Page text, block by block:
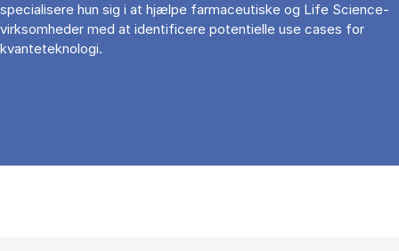
specialisere hun sig i at hjælpe farmaceutiske og Life Science-
virksomheder med at identificere potentielle use cases for
kvanteteknologi.